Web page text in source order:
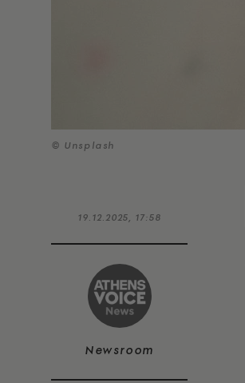
© Unsplash
19.12.2025, 17:58
Newsroom